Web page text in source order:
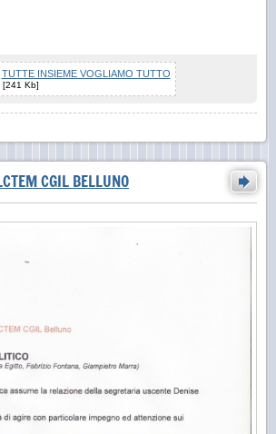
TUTTE INSIEME VOGLIAMO TUTTO
[241 Kb]
CGIL BELLUNO